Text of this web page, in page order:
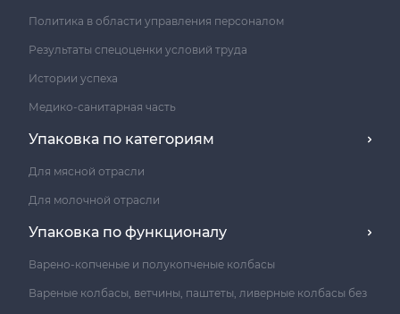
Политика в области управления персоналом
Результаты спецоценки условий труда
Истории успеха
Медико-санитарная часть
Упаковка по категориям
Для мясной отрасли
Для молочной отрасли
Упаковка по функционалу
Варено-копченые и полукопченые колбасы
Вареные колбасы, ветчины, паштеты, ливерные колбасы без